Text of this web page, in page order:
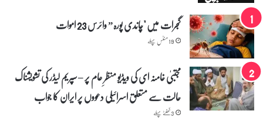
گجرات میں "چاندی پورہ” وائرس 23 اموات
19 منٹس پہلے
مجتبیٰ خامنہ ای کی ویڈیو منظرِ عام پر – سپریم لیڈر کی تشویشناک
حالت سے متعلق اسرائیلی دعووں پر ایران کا جواب
3 گھنٹے پہلے